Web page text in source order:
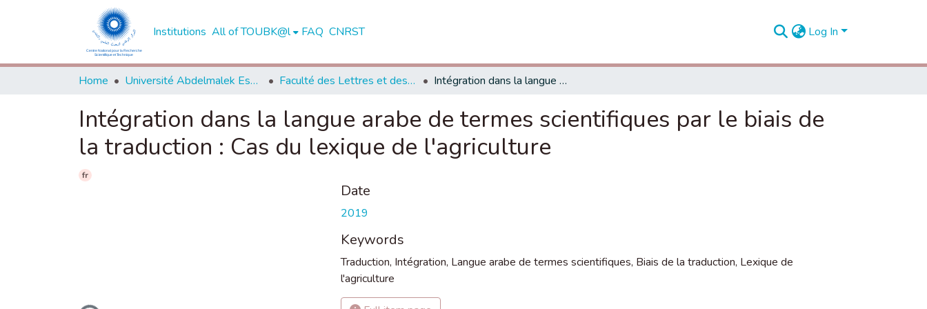
Institutions All of TOUBK@l FAQ CNRST Log In
Home Université Abdelmalek Essaadi - Tétouan Faculté des Lettres et des Sciences Humaines - Tétouan Intégration dans la langue arabe de termes scientifiques par le biais de la traduction : Cas du lexique de l'agriculture
Intégration dans la langue arabe de termes scientifiques par le biais de
la traduction : Cas du lexique de l'agriculture
fr
Date
2019
Keywords
Traduction, Intégration, Langue arabe de termes scientifiques, Biais de la traduction, Lexique de
l'agriculture